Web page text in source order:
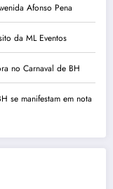
Afonso Pena
da ML Eventos
no Carnaval de BH
se manifestam em nota